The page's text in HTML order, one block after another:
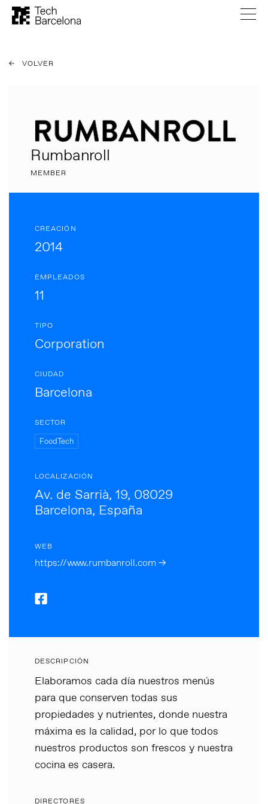
VOLVER
Rumbanroll
MEMBER
CREACIÓN
2014
EMPLEADOS
11
TIPO
Corporation
CIUDAD
Barcelona
SECTOR
FoodTech
LOCALIZACIÓN
Av. de Sarrià, 19, 08029
Barcelona, España
WEB
https://www.rumbanroll.com →
DESCRIPCIÓN
Elaboramos cada día nuestros menús
para que conserven todas sus
propiedades y nutrientes, donde nuestra
máxima es la calidad, por lo que todos
nuestros productos son frescos y nuestra
cocina es casera.
DIRECTORES